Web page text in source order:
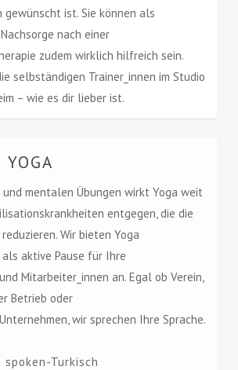
gewünscht ist. Sie können als
nach einer
zudem wirklich hilfreich sein.
selbständigen Trainer_innen im Studio
– wie es dir lieber ist.
YOGA
mentalen Übungen wirkt Yoga weit
entgegen, die die
Wir bieten Yoga
aktive Pause für Ihre
Mitarbeiter_innen an. Egal ob Verein,
Betrieb oder
wir sprechen Ihre Sprache.
Turkisch